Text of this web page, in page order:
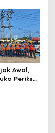
Barang
Bea
di
Awal,
Periksa